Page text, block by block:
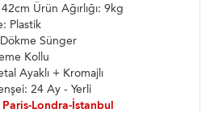
Ürün Ağırlığı: 9kg
Plastik
Sünger
Kollu
Ayaklı + Kromajlı
24 Ay - Yerli
Paris-Londra-İstanbul